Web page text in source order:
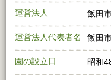
運営法人 飯田
運営法人代表者名 飯田
園の設立日 昭和